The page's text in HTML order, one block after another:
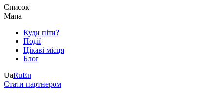
Список
Мапа
Куди піти?
Події
Цікаві місця
Блог
UaRuEn
Стати партнером